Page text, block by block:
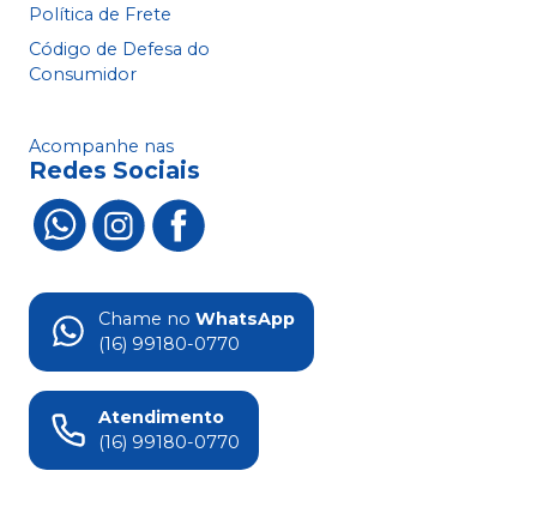
Política de Frete
Código de Defesa do
Consumidor
Acompanhe nas
Redes Sociais
Chame no WhatsApp
(16) 99180-0770
Atendimento
(16) 99180-0770